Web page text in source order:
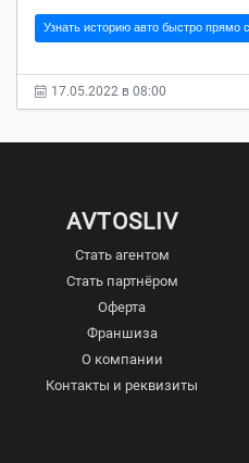
Узнать историю авто быстро прямо
17.05.2022 в 08:00
AVTOSLIV
Стать агентом
Стать партнёром
Оферта
Франшиза
О компании
Контакты и реквизиты